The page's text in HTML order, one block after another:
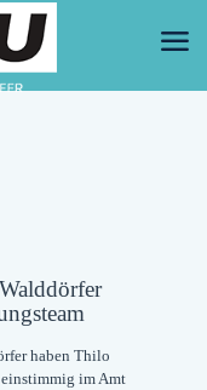
haben Thilo
im Amt